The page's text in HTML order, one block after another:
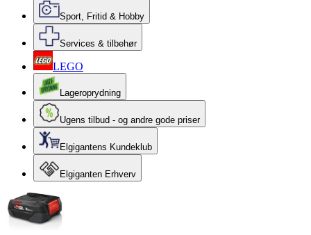
Sport, Fritid & Hobby
Services & tilbehør
LEGO
Lageroprydning
Ugens tilbud - og andre gode priser
Elgigantens Kundeklub
Elgiganten Erhverv